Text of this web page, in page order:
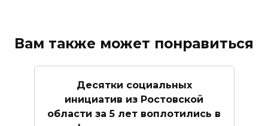
Вам также может понравиться
Десятки социальных
инициатив из Ростовской
области за 5 лет воплотились в